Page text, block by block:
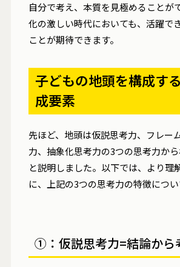
自分で考え、本質を見極めることが
化の激しい時代においても、活躍で
ことが期待できます。
子どもの地頭を構成す
成要素
先ほど、地頭は仮説思考力、フレー
力、抽象化思考力の3つの思考力か
と説明しました。以下では、より理
に、上記の3つの思考力の特徴につい
①：仮説思考力=結論から